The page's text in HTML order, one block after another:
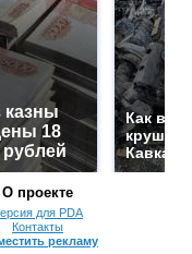
казны
18
Как
О проекте
для PDA
Контакты
рекламу